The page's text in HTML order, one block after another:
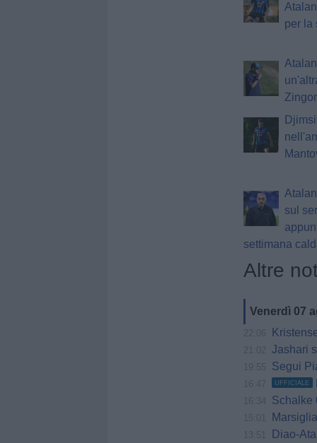
per la
sul
settimana
Altre
Venerdì 07
Jashari
Segui
UFFICIALE
Schalke
Marsiglia
Diao-